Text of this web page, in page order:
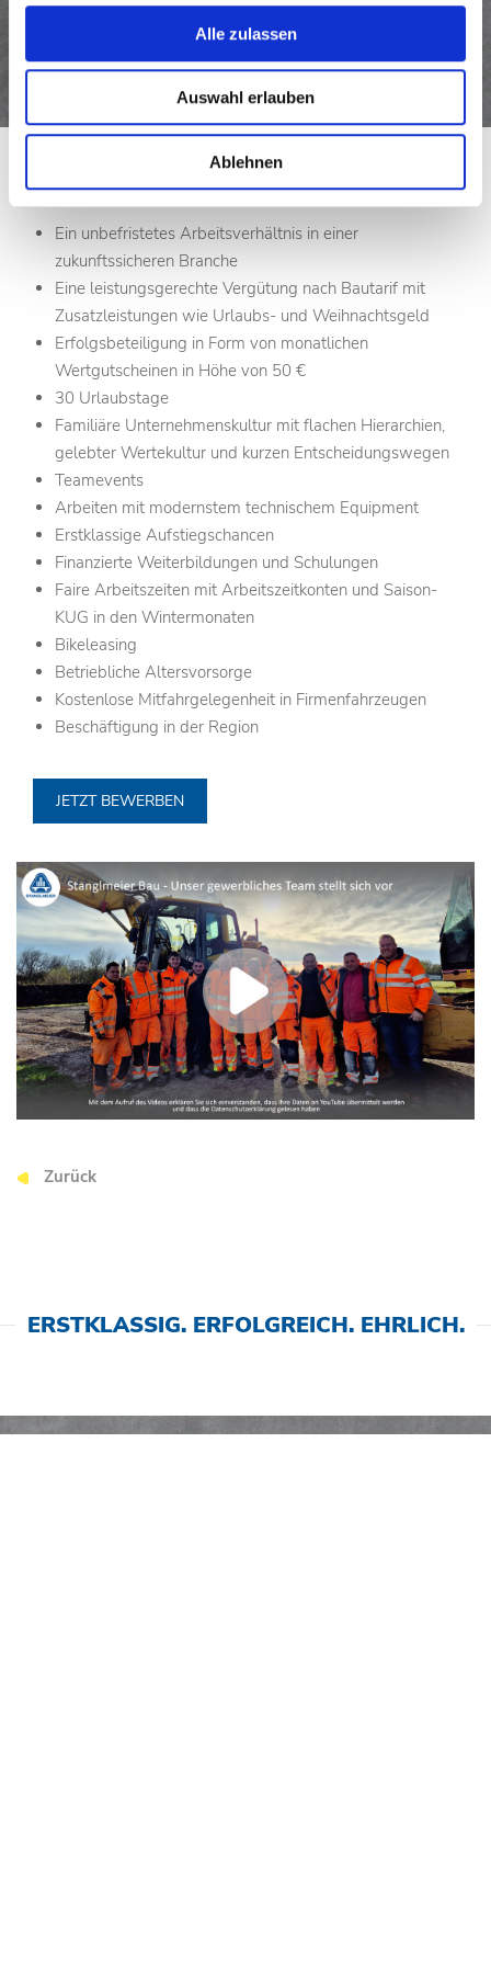
Alle zulassen
Auswahl erlauben
Ablehnen
Teamfähigkeit, Zuverlässigkeit und eigenständige
Arbeitsweise
Gute körperliche Fitness und Belastbarkeit
Unsere Leistungen:
Ein unbefristetes Arbeitsverhältnis in einer
zukunftssicheren Branche
Eine leistungsgerechte Vergütung nach Bautarif mit
Zusatzleistungen wie Urlaubs- und Weihnachtsgeld
Erfolgsbeteiligung in Form von monatlichen
Wertgutscheinen in Höhe von 50 €
30 Urlaubstage
Familiäre Unternehmenskultur mit flachen Hierarchien,
gelebter Wertekultur und kurzen Entscheidungswegen
Teamevents
Arbeiten mit modernstem technischem Equipment
Erstklassige Aufstiegschancen
Finanzierte Weiterbildungen und Schulungen
Faire Arbeitszeiten mit Arbeitszeitkonten und Saison-
KUG in den Wintermonaten
Bikeleasing
Betriebliche Altersvorsorge
Kostenlose Mitfahrgelegenheit in Firmenfahrzeugen
Beschäftigung in der Region
JETZT BEWERBEN
Zurück
ERSTKLASSIG. ERFOLGREICH. EHRLICH.